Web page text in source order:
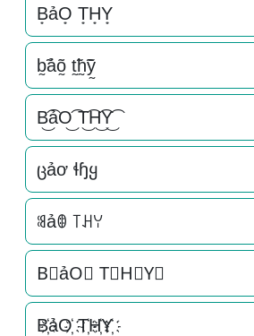
B͙ảO͙ T͙H͙Y͙
b̰̃ảõ̰ t̰̃h̰̃ỹ̰
B͜͡ảO͜͡ T͜͡H͜͡Y͜͡
ცảơ ɬɧყ
ꌃảꂦ ꓄ꃅꌩ
B⃟ảO⃟ T⃟H⃟Y⃟
B҉ảO҉ T҉H҉Y҉